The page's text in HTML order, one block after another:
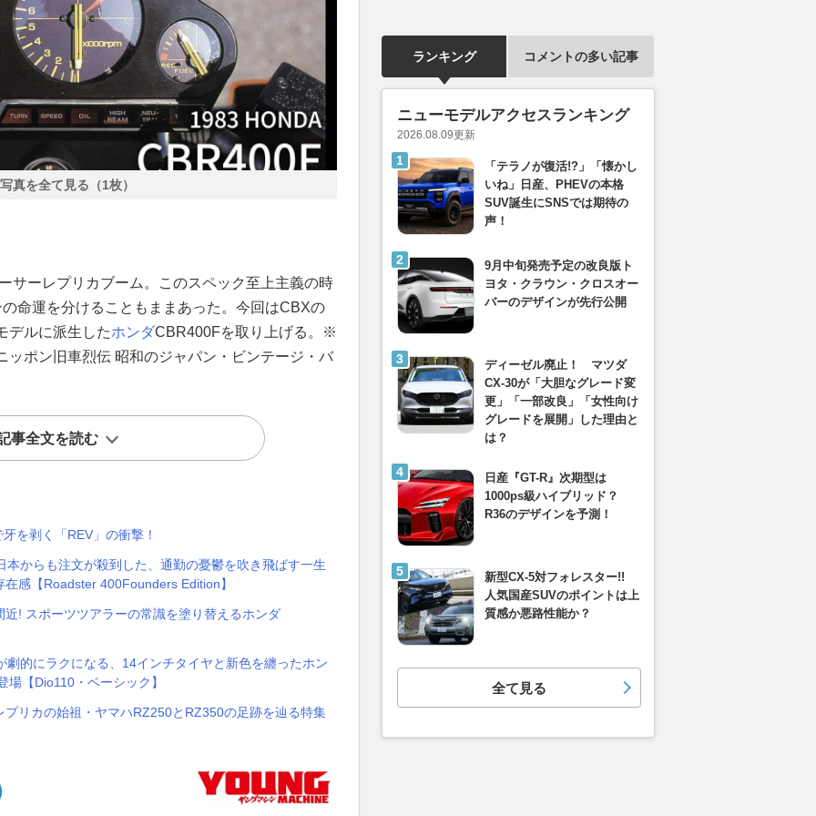
写真を全て見る（1枚）
サーレプリカブーム。このスペック至上主義の時
命運を分けることもままあった。今回はCBXの
デルに派生したホンダCBR400Fを取り上げる。※
ッポン旧車烈伝 昭和のジャパン・ビンテージ・バ
事全文を読む
を剥く「REV」の衝撃！
からも注文が殺到した、通勤の憂鬱を吹き飛ばす一生
感【Roadster 400Founders Edition】
! スポーツツアラーの常識を塗り替えるホンダ
的にラクになる、14インチタイヤと新色を纏ったホン
【Dio110・ベーシック】
リカの始祖・ヤマハRZ250とRZ350の足跡を辿る特集
ランキング コメントの多い記事
ニューモデルアクセスランキング
2026.08.09更新
「テラノが復活!?」「懐かし
いね」日産、PHEVの本格
SUV誕生にSNSでは期待の
声！
9月中旬発売予定の改良版ト
ヨタ・クラウン・クロスオー
バーのデザインが先行公開
ディーゼル廃止！ マツダ
CX-30が「大胆なグレード変
更」「一部改良」「女性向け
グレードを展開」した理由と
は？
日産『GT-R』次期型は
1000ps級ハイブリッド？
R36のデザインを予測！
新型CX-5対フォレスター!!
人気国産SUVのポイントは上
質感か悪路性能か？
全て見る